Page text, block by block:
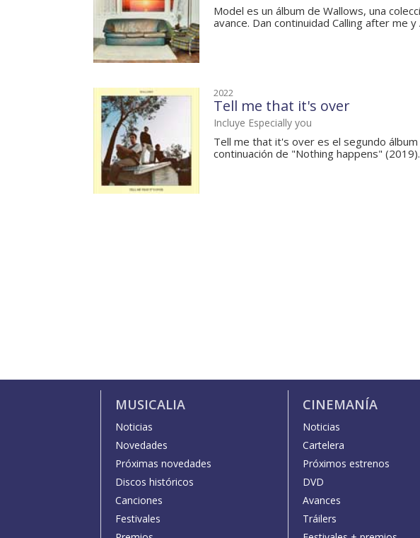
Model es un álbum de Wallows, una
avance. Dan continuidad Calling after me y
2022
Tell me that it's over
Incluye Especially you
Tell me that it's over es el segundo
continuación de "Nothing happens" (2019).
MUSICALIA
Noticias
Novedades
Próximas novedades
Discos históricos
Canciones
Festivales
CINEMANÍA
Noticias
Cartelera
Próximos estrenos
DVD
Avances
Tráilers